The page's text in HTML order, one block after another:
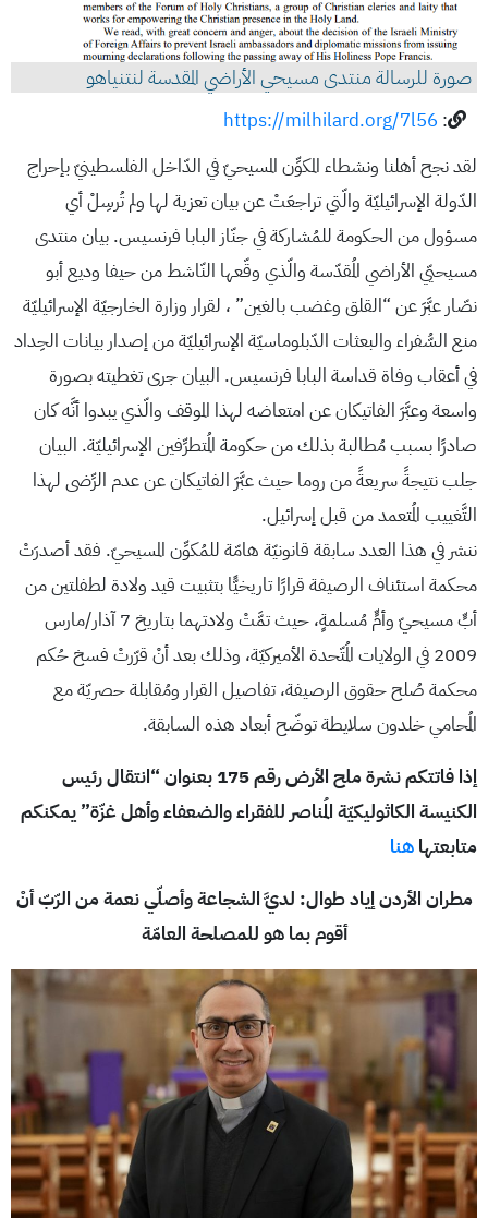
صورة للرسالة منتدى مسيحي الأراضي المقدسة لنتنياهو
:
https://milhilard.org/7l56
لقد نجح أهلنا ونشطاء المكوِّن المسيحيّ في الدّاخل الفلسطينيّ بإحراج
الدّولة الإسرائيليّة والّتي تراجعَتْ عن بيان تعزية لها ولم تُرسِلْ أي
مسؤول من الحكومة للمُشاركة في جنّاز البابا فرنسيس. بيان منتدى
مسيحيّي الأراضي المُقدّسة والّذي وقّعها النّاشط من حيفا وديع أبو
نصّار عبَّرَ عن “القلق وغضب بالغين” ، لقرار وزارة الخارجيّة الإسرائيليّة
منع السُّفراء والبعثات الدّبلوماسيّة الإسرائيليّة من إصدار بيانات الحِداد
في أعقاب وفاة قداسة البابا فرنسيس. البيان جرى تغطيته بصورة
واسعة وعبَّرَ الفاتيكان عن امتعاضه لهذا الموقف والّذي يبدوا أنَّه كان
صادرًا بسبب مُطالبة بذلك من حكومة المُتطرِّفين الإسرائيليّة. البيان
جلب نتيجةً سريعةً من روما حيث عبَّرَ الفاتيكان عن عدم الرِّضى لهذا
التَّغييب المُتعمد من قبل إسرائيل.
ننشر في هذا العدد سابقة قانونيّة هامّة للمُكوِّن المسيحيّ. فقد أصدرَتْ
محكمة استئناف الرصيفة قرارًا تاريخيًّا بتثبيت قيد ولادة لطفلتين من
أبٍّ مسيحيّ وأمٍّ مُسلمةٍ، حيث تمَّتْ ولادتهما بتاريخ 7 آذار/مارس
2009 في الولايات المُتّحدة الأميركيّة، وذلك بعد أنْ قرّرتْ فسخ حُكم
محكمة صُلح حقوق الرصيفة، تفاصيل القرار ومُقابلة حصريّة مع
المُحامي خلدون سلايطة توضّح أبعاد هذه السابقة.
إذا فاتتكم نشرة ملح الأرض رقم 175 بعنوان “انتقال رئيس
الكنيسة الكاثوليكيّة المُناصر للفقراء والضعفاء وأهل غزّة” يمكنكم
متابعتها هنا
مطران الأردن إياد طوال: لديَّ الشجاعة وأصلّي نعمة من الرّبّ أنْ
أقوم بما هو للمصلحة العامّة